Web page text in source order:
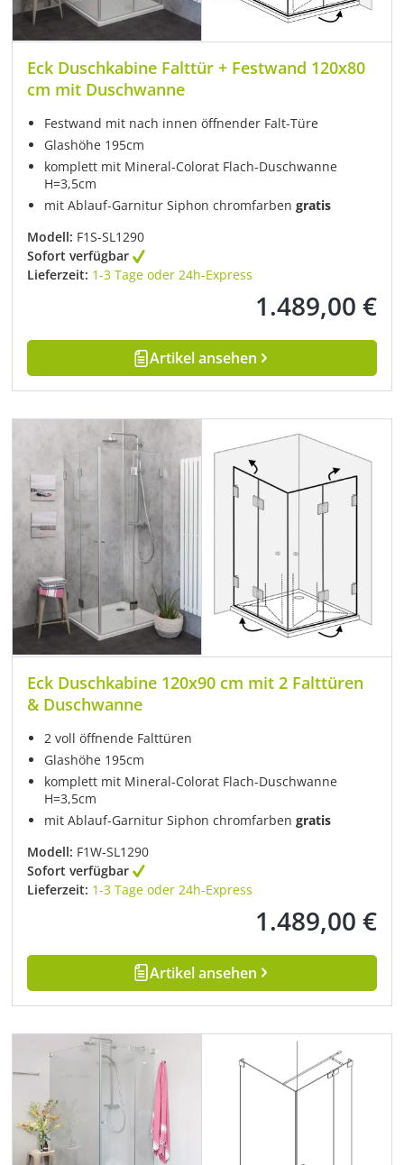
Eck Duschkabine Falttür + Festwand 120x80
cm mit Duschwanne
Festwand mit nach innen öffnender Falt-Türe
Glashöhe 195cm
komplett mit Mineral-Colorat Flach-Duschwanne
H=3,5cm
mit Ablauf-Garnitur Siphon chromfarbengratis
Modell: F1S-SL1290
Sofort verfügbar
Lieferzeit: 1-3 Tage oder 24h-Express
Regulärer Preis:
1.489,00 €
Artikel ansehen
Eck Duschkabine 120x90 cm mit 2 Falttüren
& Duschwanne
2 voll öffnende Falttüren
Glashöhe 195cm
komplett mit Mineral-Colorat Flach-Duschwanne
H=3,5cm
mit Ablauf-Garnitur Siphon chromfarbengratis
Modell: F1W-SL1290
Sofort verfügbar
Lieferzeit: 1-3 Tage oder 24h-Express
Regulärer Preis:
1.489,00 €
Artikel ansehen